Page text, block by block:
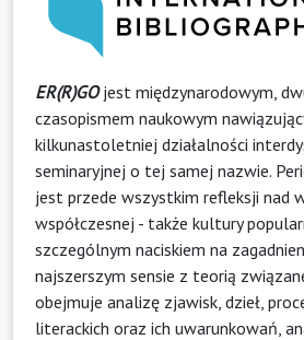
ER(R)GOjest międzynarodowym,
czasopismem naukowym
kilkunastoletniej działalności
seminaryjnej o tej samej nazwie.
jest przede wszystkim refleksji nad
współczesnej - także kultury
szczególnym naciskiem na
najszerszym sensie z teorią
obejmuje analizę zjawisk, dzieł,
literackich oraz ich uwarunkowań,